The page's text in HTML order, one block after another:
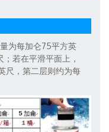
为每加仑75平方英
若在平滑平面上，
尺，第二层则约为每